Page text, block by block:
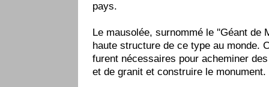
pays.
Le mausolée, surnommé le ''Géant de
haute structure de ce type au monde.
furent nécessaires pour acheminer
et de granit et construire le monument.